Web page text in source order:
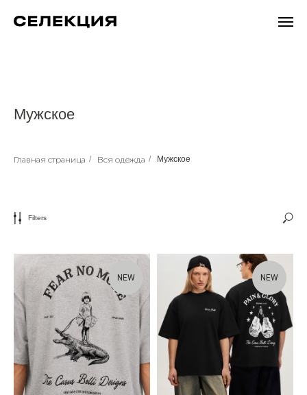
Мужское
Главная страница / Вся одежда / Мужское
Filters
NEW NEW